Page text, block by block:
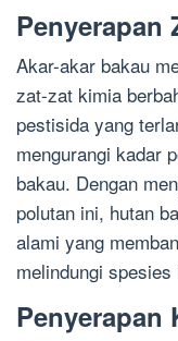
Penyerapan
Akar-akar bakau
zat-zat kimia
pestisida yang
mengurangi kadar
bakau. Dengan
polutan ini, hutan
alami yang
melindungi
Penyerapan